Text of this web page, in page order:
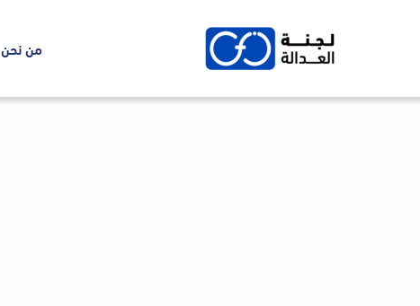
من نحن